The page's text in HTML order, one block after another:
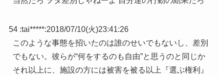
54 :tai*****:2018/07/10(火)23:41:26
このような事態を招いたのは誰のせいでもないし、差別
でもない。彼らが“何をするのも自由”と思うのと同じか
それ以上に、施設の方には被害を被る以上『選ぶ権利』